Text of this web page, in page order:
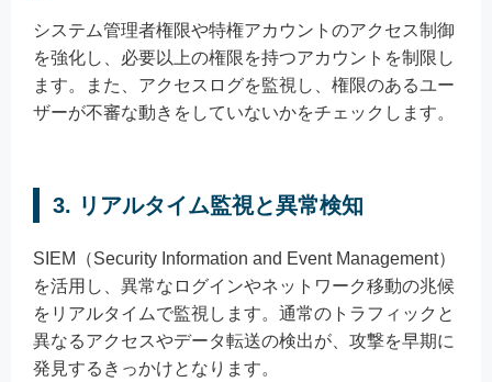
システム管理者権限や特権アカウントのアクセス制御
を強化し、必要以上の権限を持つアカウントを制限し
ます。また、アクセスログを監視し、権限のあるユー
ザーが不審な動きをしていないかをチェックします。
3. リアルタイム監視と異常検知
SIEM（Security Information and Event Management）
を活用し、異常なログインやネットワーク移動の兆候
をリアルタイムで監視します。通常のトラフィックと
異なるアクセスやデータ転送の検出が、攻撃を早期に
発見するきっかけとなります。